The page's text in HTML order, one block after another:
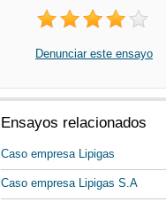
Denunciar este ensayo
Ensayos relacionados
Caso empresa Lipigas
Caso empresa Lipigas S.A